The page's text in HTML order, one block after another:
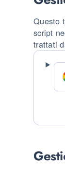
Questo
script
trattati